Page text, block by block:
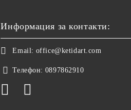
Информация за контакти:
Email: office@ketidart.com
Телефон: 0897862910